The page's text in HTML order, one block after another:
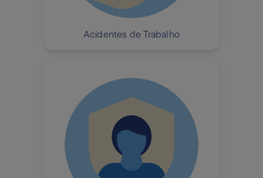
Acidentes de Trabalho